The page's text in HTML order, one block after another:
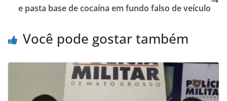
e pasta base de cocaína em fundo falso de veículo
Você pode gostar também